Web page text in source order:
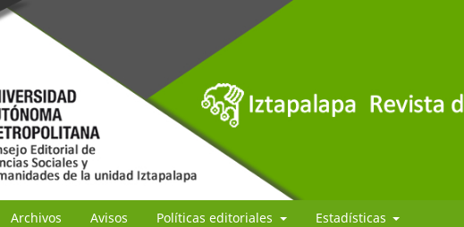
Archivos Avisos Políticas editoriales Estadísticas